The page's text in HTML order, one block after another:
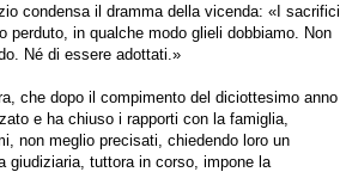
condensa il dramma della vicenda: «I sacrifici
perduto, in qualche modo glieli dobbiamo. Non
Né di essere adottati.»
che dopo il compimento del diciottesimo anno
e ha chiuso i rapporti con la famiglia,
non meglio precisati, chiedendo loro un
giudiziaria, tuttora in corso, impone la